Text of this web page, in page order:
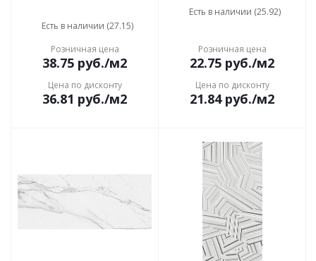
Есть в наличии (27.15)
Розничная цена
38.75 руб./м2
Цена по дисконту
36.81 руб./м2
Есть в наличии (25.92)
Розничная цена
22.75 руб./м2
Цена по дисконту
21.84руб./м2